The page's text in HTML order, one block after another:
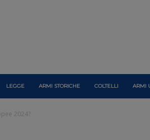
LEGGE ARMI STORICHE COLTELLI ARMI
2024?